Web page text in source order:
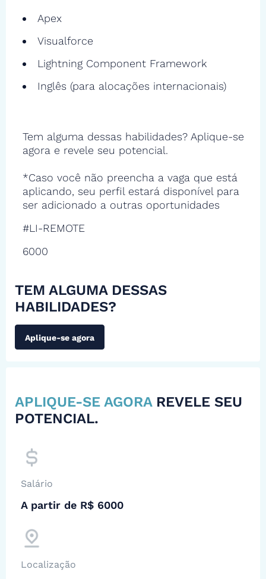
Apex
Visualforce
Lightning Component Framework
Inglês (para alocações internacionais)
Tem alguma dessas habilidades? Aplique-se
agora e revele seu potencial.
*Caso você não preencha a vaga que está
aplicando, seu perfil estará disponível para
ser adicionado a outras oportunidades
#LI-REMOTE
6000
TEM ALGUMA DESSAS
HABILIDADES?
Aplique-se agora
APLIQUE-SE AGORA REVELE SEU
POTENCIAL.
Salário
A partir de R$ 6000
Localização